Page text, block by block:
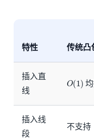
特性 传统凸
插入直
线
O(1 )
插入线
段
不支持